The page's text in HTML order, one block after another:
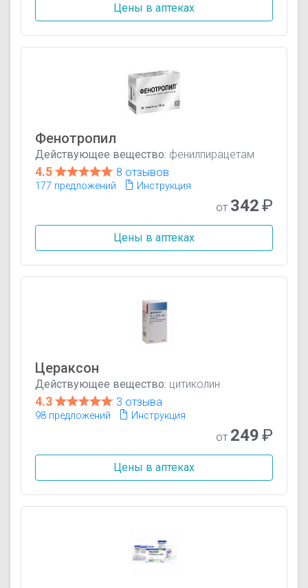
Цены в аптеках
Фенотропил
Действующее вещество: фенилпирацетам
4.5 8 отзывов
177 предложений Инструкция
от 342₽
Цены в аптеках
Цераксон
Действующее вещество: цитиколин
4.3 3 отзыва
98 предложений Инструкция
от 249₽
Цены в аптеках